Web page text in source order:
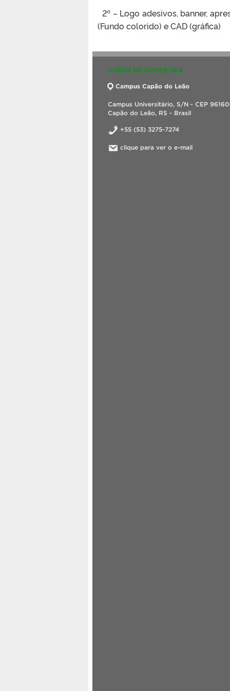
2º – Logo adesivos, banner,
(Fundo colorido) e CAD (gráfica)
CURSO DE ZOOTECNIA
Campus Capão do Leão
Campus Universitário, S/N - CEP
Capão do Leão, RS - Brasil
+55 (53) 3275-7274
clique para ver o e-mail